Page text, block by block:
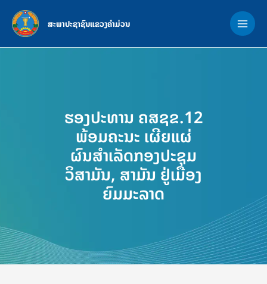
content
ສະພາປະຊາຊົນແຂວງຄຳມ່ວນ
ຮອງປະທານ ຄສຊຂ.12
ພ້ອມຄະນະ ເຜີຍແຜ່
ຜົນສຳເລັດກອງປະຊຸມ
ວິສາມັນ, ສາມັນ ຢູ່ເມືອງ
ຍົມມະລາດ